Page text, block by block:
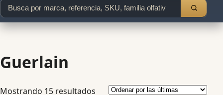
Guerlain
Mostrando 15 resultados